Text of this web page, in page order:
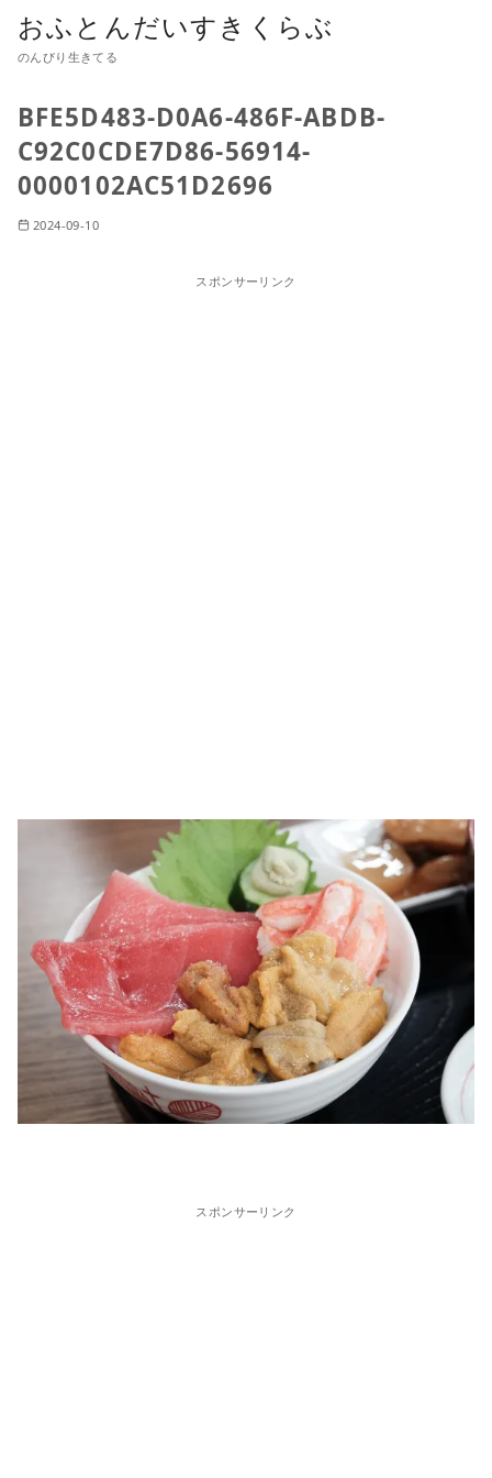
おふとんだいすきくらぶ
のんびり生きてる
BFE5D483-D0A6-486F-ABDB-
C92C0CDE7D86-56914-
0000102AC51D2696
2024-09-10
スポンサーリンク
スポンサーリンク